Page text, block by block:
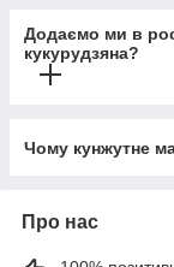
Додаємо ми в
кукурудзяна?
Чому кунжутне
Про нас